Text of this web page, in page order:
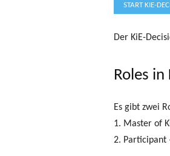
START KIE-
Der KiE-
Roles
Es gibt zwei
1. Master of
2. Participant